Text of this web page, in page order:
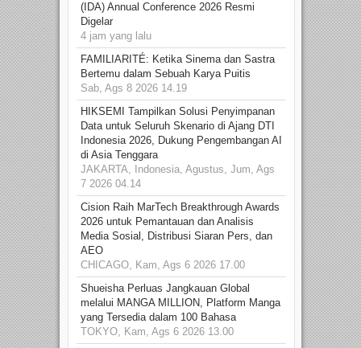
(IDA) Annual Conference 2026 Resmi
Digelar
4 jam yang lalu
FAMILIARITÉ: Ketika Sinema dan Sastra
Bertemu dalam Sebuah Karya Puitis
Sab, Ags 8 2026 14.19
HIKSEMI Tampilkan Solusi Penyimpanan
Data untuk Seluruh Skenario di Ajang DTI
Indonesia 2026, Dukung Pengembangan AI
di Asia Tenggara
JAKARTA, Indonesia, Agustus, Jum, Ags
7 2026 04.14
Cision Raih MarTech Breakthrough Awards
2026 untuk Pemantauan dan Analisis
Media Sosial, Distribusi Siaran Pers, dan
AEO
CHICAGO, Kam, Ags 6 2026 17.00
Shueisha Perluas Jangkauan Global
melalui MANGA MILLION, Platform Manga
yang Tersedia dalam 100 Bahasa
TOKYO, Kam, Ags 6 2026 13.00